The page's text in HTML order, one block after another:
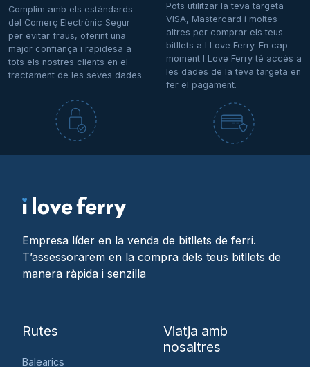
Complim amb els estàndards
del Comerç Electrònic Segur
per evitar fraus, oferint una
major confiança i rapidesa a
tots els nostres clients en el
tractament de les seves dades.
Pots utilitzar la teva targeta
VISA, Mastercard i moltes
altres per comprar els teus
bitllets a I Love Ferry. En cap
moment I Love Ferry té accés a
les dades de la teva targeta en
fer el pagament.
Empresa líder en la venda de bitllets de ferri.
T’assessorarem en la compra dels teus bitllets de
manera ràpida i senzilla
Rutes
Balearics
Viatja amb
nosaltres